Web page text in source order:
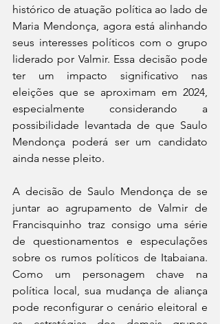
histórico de atuação política ao lado de
Maria Mendonça, agora está alinhando
seus interesses políticos com o grupo
liderado por Valmir. Essa decisão pode
ter um impacto significativo nas
eleições que se aproximam em 2024,
especialmente considerando a
possibilidade levantada de que Saulo
Mendonça poderá ser um candidato
ainda nesse pleito.
A decisão de Saulo Mendonça de se
juntar ao agrupamento de Valmir de
Francisquinho traz consigo uma série
de questionamentos e especulações
sobre os rumos políticos de Itabaiana.
Como um personagem chave na
política local, sua mudança de aliança
pode reconfigurar o cenário eleitoral e